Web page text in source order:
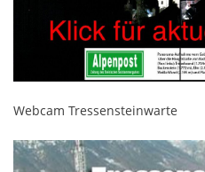
Webcam Tressensteinwarte